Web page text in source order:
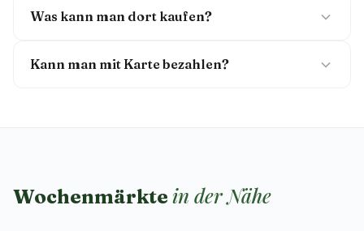
Was kann man dort kaufen?
Kann man mit Karte bezahlen?
Wochenmärkte in der Nähe